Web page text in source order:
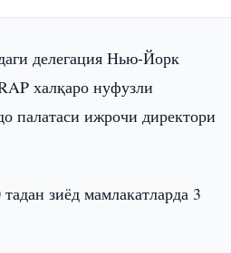
делегация Нью-Йорк
халқаро нуфузли
палатаси ижрочи директори
зиёд мамлакатларда 3